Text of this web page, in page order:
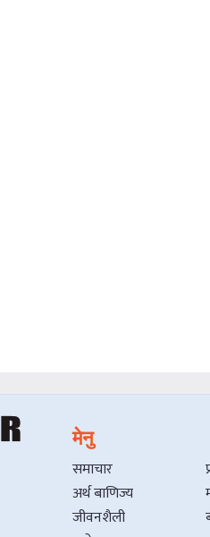
मेनु
समाचार
अर्थ बाणिज्य
जीवनशैली